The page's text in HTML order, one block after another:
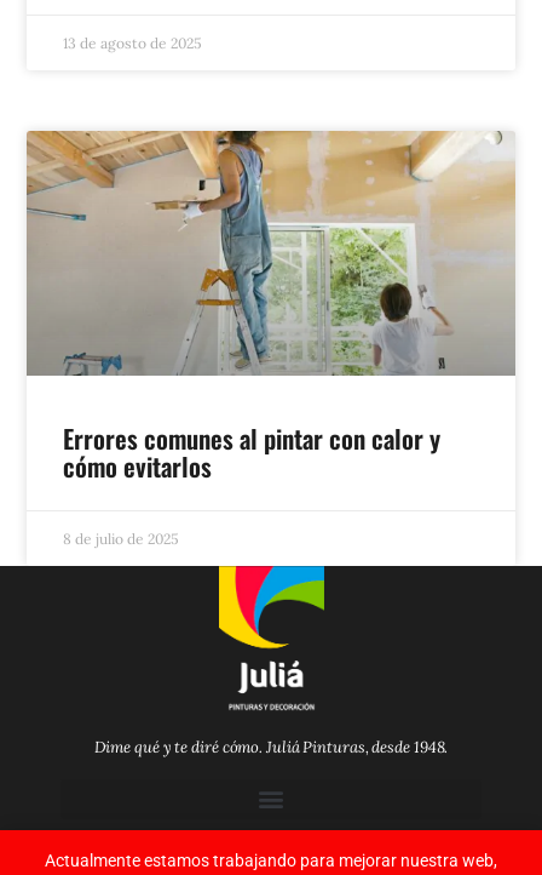
Actualmente estamos trabajando para mejorar nuestra web,
13 de agosto de 2025
Errores comunes al pintar con calor y
cómo evitarlos
8 de julio de 2025
Dime qué y te diré cómo. Juliá Pinturas, desde 1948.
Síguenos en las redes sociales